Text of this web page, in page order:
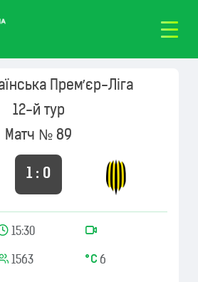
Премʼєр-Ліга
12-й тур
Матч № 89
1 : 0
15:30
1563 6